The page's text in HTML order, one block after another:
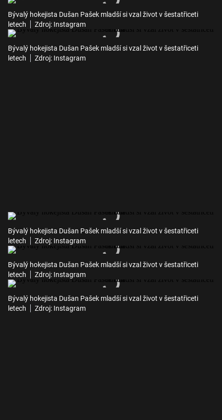
Bývalý hokejista Dušan Pašek mladší si vzal život v šestatřiceti
letech
Zdroj: Instagram
Bývalý hokejista Dušan Pašek mladší si vzal život v šestatřiceti
letech
Zdroj: Instagram
Bývalý hokejista Dušan Pašek mladší si vzal život v šestatřiceti
letech
Zdroj: Instagram
Bývalý hokejista Dušan Pašek mladší si vzal život v šestatřiceti
letech
Zdroj: Instagram
Bývalý hokejista Dušan Pašek mladší si vzal život v šestatřiceti
letech
Zdroj: Instagram